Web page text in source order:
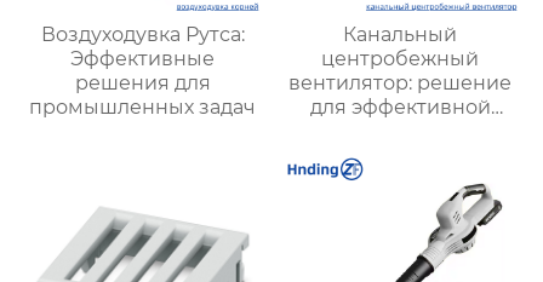
Воздуходувка Рутса:
Эффективные
решения для
промышленных задач
Канальный
центробежный
вентилятор: решение
для эффективной